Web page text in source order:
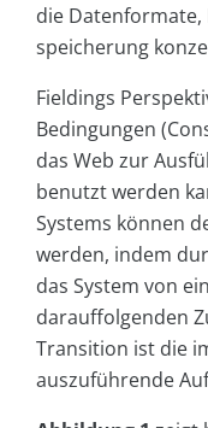
die
speicherung
Fieldings
Bedingungen
das Web zur
benutzt werden
Systems können
werden, indem
das System von
darauffolgenden
Transition ist die
auszuführende